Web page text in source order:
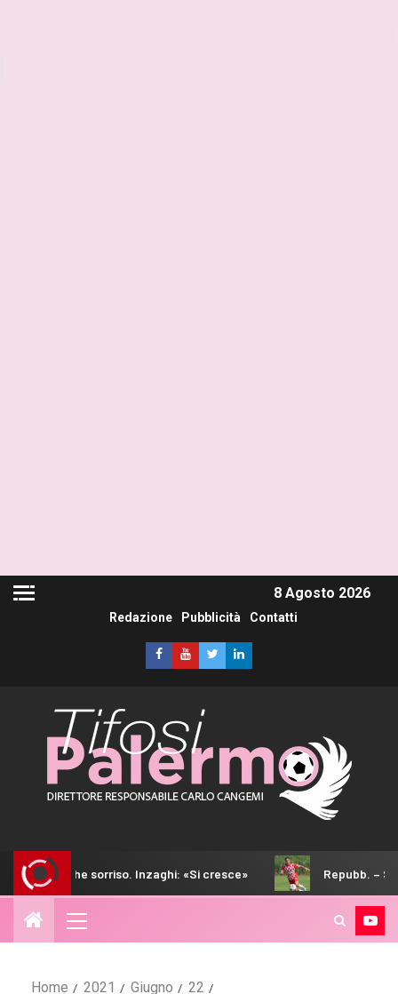
8 Agosto 2026
Redazione Pubblicità Contatti
sorriso. Inzaghi: «Si cresce» Repubb. – Strefezza è a
Home 2021 Giugno
22